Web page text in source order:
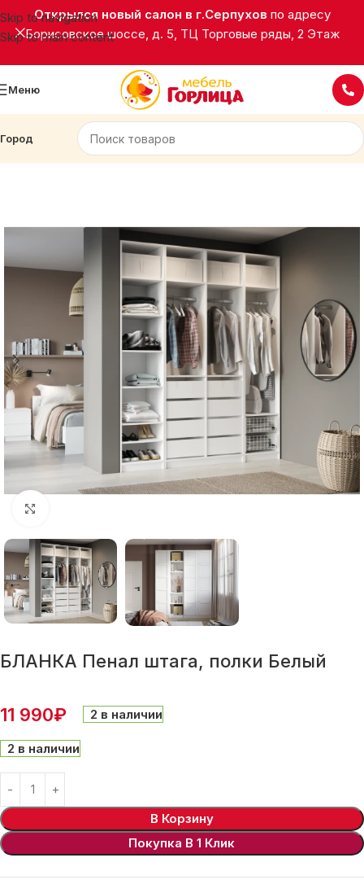
Skip to navigation
Skip to main content
Открылся новый салон в г.Серпухов по адресу
Борисовское шоссе, д. 5, ТЦ Торговые ряды, 2 Этаж
Меню
Город
Корпусная мебель Прихожие БЛАНКА
БЛАНКА Пенал штага, полки Белый
11 990₽ 2 в наличии
2 в наличии
В Корзину
Покупка В 1 Клик